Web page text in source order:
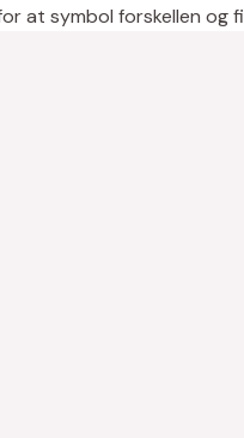
at symbol forskellen og